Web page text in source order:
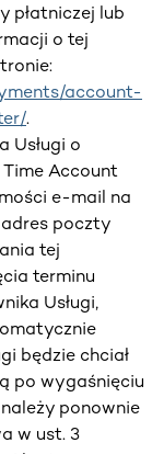
płatniczej lub
o tej
account-
.
Usługi o
Account
e-mail na
poczty
tej
terminu
Usługi,
będzie chciał
po wygaśnięciu
ponownie
w ust. 3